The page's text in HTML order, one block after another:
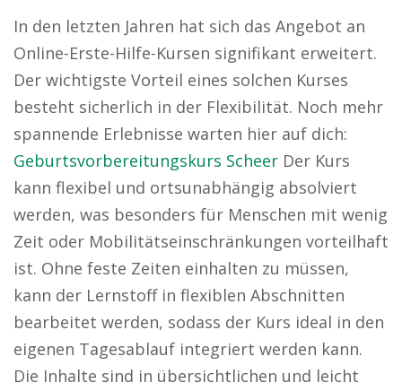
In den letzten Jahren hat sich das Angebot an
Online-Erste-Hilfe-Kursen signifikant erweitert.
Der wichtigste Vorteil eines solchen Kurses
besteht sicherlich in der Flexibilität. Noch mehr
spannende Erlebnisse warten hier auf dich:
Geburtsvorbereitungskurs Scheer Der Kurs
kann flexibel und ortsunabhängig absolviert
werden, was besonders für Menschen mit wenig
Zeit oder Mobilitätseinschränkungen vorteilhaft
ist. Ohne feste Zeiten einhalten zu müssen,
kann der Lernstoff in flexiblen Abschnitten
bearbeitet werden, sodass der Kurs ideal in den
eigenen Tagesablauf integriert werden kann.
Die Inhalte sind in übersichtlichen und leicht